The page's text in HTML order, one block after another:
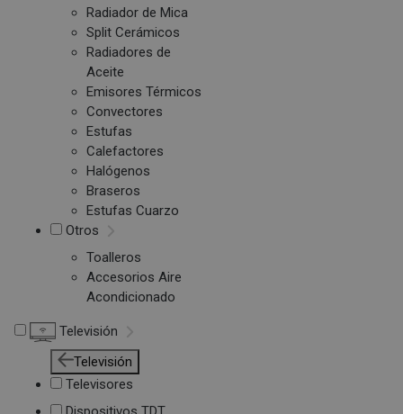
Radiador de Mica
Split Cerámicos
Radiadores de
Aceite
Emisores Térmicos
Convectores
Estufas
Calefactores
Halógenos
Braseros
Estufas Cuarzo
Otros
Toalleros
Accesorios Aire
Acondicionado
Televisión
Televisión
Televisores